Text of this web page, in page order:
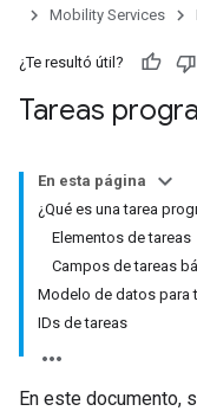
Mobility Services
¿Te resultó útil?
Tareas
En esta página
¿Qué es una tarea
Elementos de tareas
Campos de tareas
Modelo de datos para
IDs de tareas
En este documento,